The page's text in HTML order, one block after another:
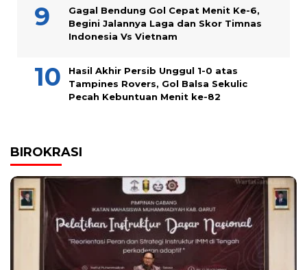
Gagal Bendung Gol Cepat Menit Ke-6,
Begini Jalannya Laga dan Skor Timnas
Indonesia Vs Vietnam
Hasil Akhir Persib Unggul 1-0 atas
Tampines Rovers, Gol Balsa Sekulic
Pecah Kebuntuan Menit ke-82
BIROKRASI